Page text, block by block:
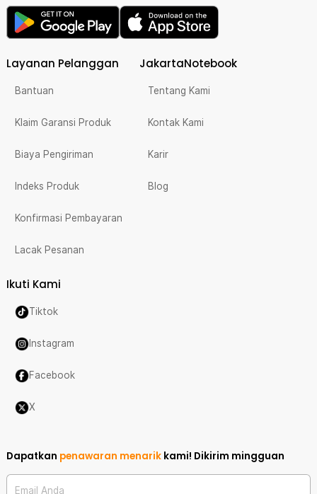
Layanan Pelanggan
Bantuan
Klaim Garansi Produk
Biaya Pengiriman
Indeks Produk
Konfirmasi Pembayaran
Lacak Pesanan
JakartaNotebook
Tentang Kami
Kontak Kami
Karir
Blog
Ikuti Kami
Tiktok
Instagram
Facebook
X
Dapatkan penawaran menarik kami! Dikirim mingguan
Email Anda